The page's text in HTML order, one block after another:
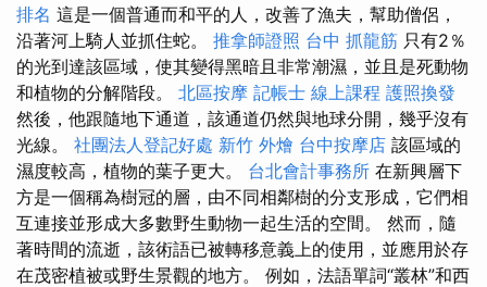
排名 這是一個普通而和平的人，改善了漁夫，幫助僧侶，
沿著河上騎人並抓住蛇。 推拿師證照 台中 抓龍筋 只有2％
的光到達該區域，使其變得黑暗且非常潮濕，並且是死動物
和植物的分解階段。 北區按摩 記帳士 線上課程 護照換發
然後，他跟隨地下通道，該通道仍然與地球分開，幾乎沒有
光線。 社團法人登記好處 新竹 外燴 台中按摩店 該區域的
濕度較高，植物的葉子更大。 台北會計事務所 在新興層下
方是一個稱為樹冠的層，由不同相鄰樹的分支形成，它們相
互連接並形成大多數野生動物一起生活的空間。 然而，隨
著時間的流逝，該術語已被轉移意義上的使用，並應用於存
在茂密植被或野生景觀的地方。 例如，法語單詞“叢林”和西